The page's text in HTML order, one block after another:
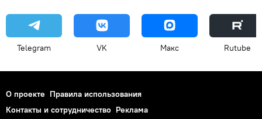
Telegram VK Макс Rutube
О проекте Правила использования
Контакты и сотрудничество Реклама